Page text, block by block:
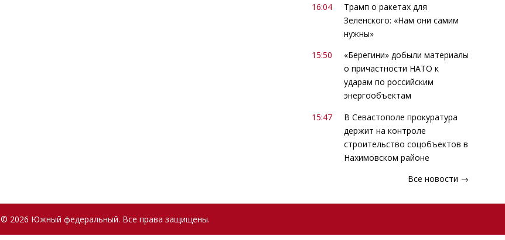
16:04
Трамп о ракетах для
Зеленского: «Нам они самим
нужны»
15:50
«Берегини» добыли материалы
о причастности НАТО к
ударам по российским
энергообъектам
15:47
В Севастополе прокуратура
держит на контроле
строительство соцобъектов в
Нахимовском районе
Все новости →
© 2026 Южный федеральный. Все права защищены.